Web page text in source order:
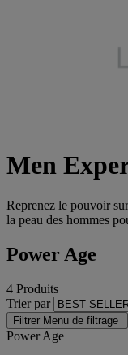
Men
Reprenez le pouvoir
la peau des hommes
Power Age
4 Produits
Trier par
Filtrer Menu de filtrage
Power Age